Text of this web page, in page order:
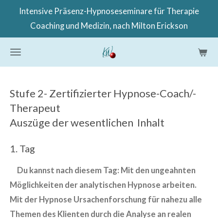
Hauptinhalt
springen
Intensive Präsenz-Hypnoseseminare für Therapie
Coaching und Medizin, nach Milton Erickson
Stufe 2- Zertifizierter Hypnose-Coach/-
Therapeut
Auszüge der wesentlichen Inhalt
1. Tag
Du kannst nach diesem Tag: Mit den ungeahnten
Möglichkeiten der analytischen Hypnose arbeiten.
Mit der Hypnose Ursachenforschung für nahezu alle
Themen des Klienten durch die Analyse an realen